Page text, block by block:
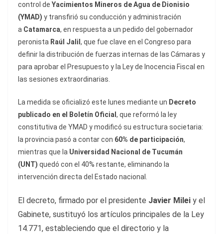
control de Yacimientos Mineros de Agua de Dionisio
(YMAD) y transfirió su conducción y administración
a Catamarca, en respuesta a un pedido del gobernador
peronista Raúl Jalil , que fue clave en el Congreso para
definir la distribución de fuerzas internas de las Cámaras y
para aprobar el Presupuesto y la Ley de Inocencia Fiscal en
las sesiones extraordinarias.
La medida se oficializó este lunes mediante un Decreto
publicado en el Boletín Oficial , que reformó la ley
constitutiva de YMAD y modificó su estructura societaria:
la provincia pasó a contar con 60% de participación,
mientras que la Universidad Nacional de Tucumán
(UNT) quedó con el 40% restante, eliminando la
intervención directa del Estado nacional.
El decreto, firmado por el presidente Javier Milei y el
Gabinete, sustituyó los artículos principales de la Ley
14.771, estableciendo que el directorio y la